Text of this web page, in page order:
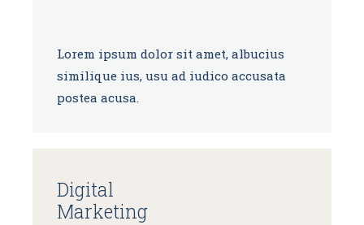
Lorem ipsum dolor sit amet, albucius
similique ius, usu ad iudico accusata
postea acusa.
Digital
Marketing